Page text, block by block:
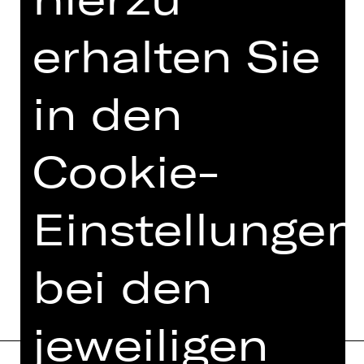
TEAM
TERMINE UND BESETZUNG
VIDEO/AUDIO
FOTOS
PRESSESTIMMEN
FUNDUS
PROGRAMMHEFT
erhalten Sie
in den
Cookie-
Einstellungen
bei den
jeweiligen